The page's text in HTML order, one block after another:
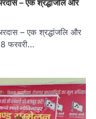
– एक श्रद्धांजलि और
– एक श्रद्धांजलि और
फरवरी…